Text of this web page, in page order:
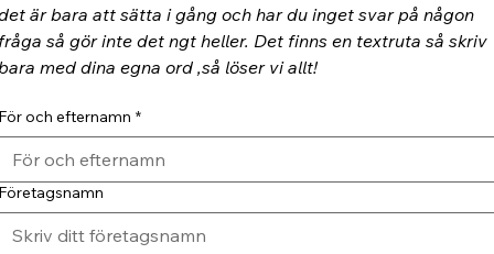
är bara att sätta i gång och har du inget svar på någon
så gör inte det ngt heller. Det finns en textruta så skriv
med dina egna ord ,så löser vi allt!
och efternamn *